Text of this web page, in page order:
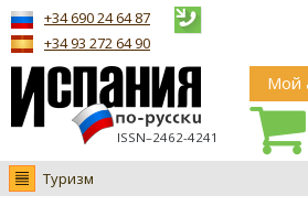
ISSN–2462-4241
+34 690 24 64 87
+34 93 272 64 90
Мой
Туризм
Новости